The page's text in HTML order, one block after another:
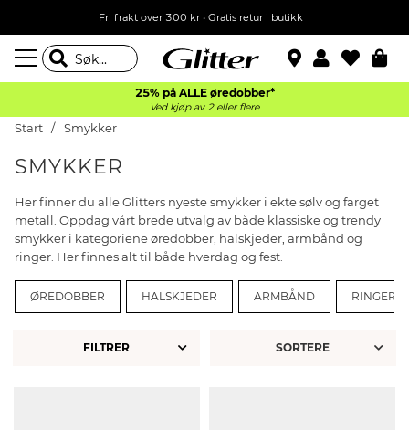
Fri frakt over 300 kr • Gratis retur i butikk
25% på ALLE øredobber*
Ved kjøp av 2 eller flere
Start Smykker
SMYKKER
Her finner du alle Glitters nyeste smykker i ekte sølv og farget
metall. Oppdag vårt brede utvalg av både klassiske og trendy
smykker i kategoriene øredobber, halskjeder, armbånd og
ringer. Her finnes alt til både hverdag og fest.
ØREDOBBER HALSKJEDER ARMBÅND RINGER
FILTRER